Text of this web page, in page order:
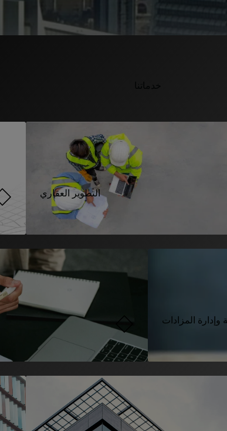
التطوير العقاري
وإدارة المزادات